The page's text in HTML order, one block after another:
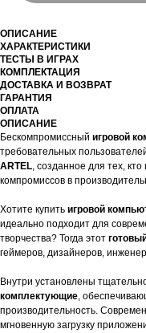
ОПИСАНИЕ
ХАРАКТЕРИСТИКИ
ТЕСТЫ В ИГРАХ
КОМПЛЕКТАЦИЯ
ДОСТАВКА И ВОЗВРАТ
ГАРАНТИЯ
ОПЛАТА
ОПИСАНИЕ
Бескомпромиссный игровой
требовательных
ARTEL, созданное для тех,
компромиссов в
Хотите купить игровой
идеально подходит для
творчества? Тогда этот
геймеров, дизайнеров,
Внутри установлены
комплектующие,
производительность.
мгновенную загрузку